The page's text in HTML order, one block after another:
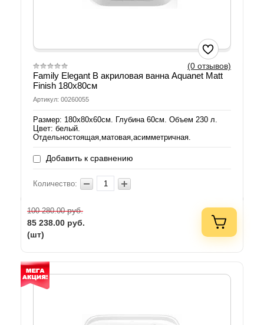
(0 отзывов)
Family Elegant B акриловая ванна Aquanet Matt
Finish 180х80см
Артикул: 00260055
Размер: 180х80х60см. Глубина 60см. Объем 230 л.
Цвет: белый.
Отдельностоящая,матовая,асимметричная.
Добавить к сравнению
Количество:
100 280.00руб.
85 238.00 руб.
(шт)